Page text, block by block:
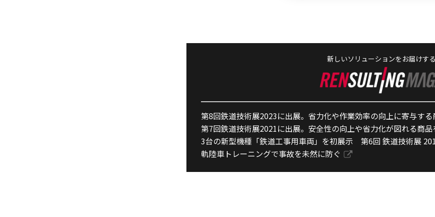
新しいソリューションをお届けす
第8回鉄道技術展2023に出展。省力化や作業効率の向上に寄与す
第7回鉄道技術展2021に出展。安全性の向上や省力化が図れる商
3台の新型機種「鉄道工事用車両」を初展示 第6回 鉄道技術展
軌陸車トレーニングで事故を未然に防ぐ